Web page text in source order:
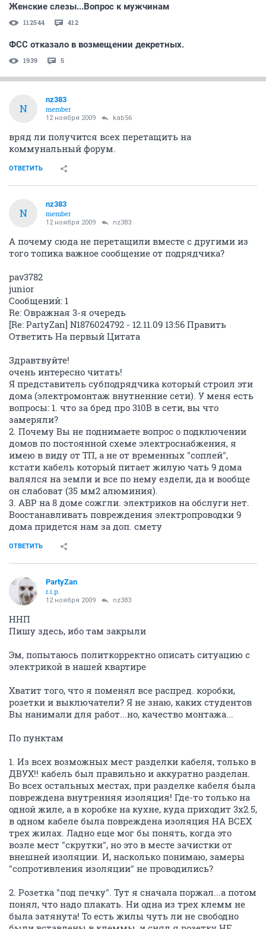
Женские слезы...Вопрос к мужчинам
112544 412
ФСС отказало в возмещении декретных.
1939 5
N
nz383
member
12 ноября 2009 kab56
вряд ли получится всех перетащить на
коммунальный форум.
ОТВЕТИТЬ
N
nz383
member
12 ноября 2009 nz383
А почему сюда не перетащили вместе с другими из
того топика важное сообщение от подрядчика?
pav3782
junior
Сообщений: 1
Re: Овражная 3-я очередь
[Re: PartyZan] N1876024792 - 12.11.09 13:56 Править
Ответить На первый Цитата
Здравтвуйте!
очень интересно читать!
Я представитель субподрядчика который строил эти
дома (электромонтаж внутненние сети). У меня есть
вопросы: 1. что за бред про 310В в сети, вы что
замеряли?
2. Почему Вы не поднимаете вопрос о подключении
домов по постоянной схеме электроснабжения, я
имею в виду от ТП, а не от временных "соплей",
кстати кабель который питает жилую чать 9 дома
валялся на земли и все по нему ездели, да и вообще
он слабоват (35 мм2 алюминия).
3. АВР на 8 доме сожгли. электриков на обслуги нет.
Воостанавливать повреждения электропроводки 9
дома придется нам за доп. смету
ОТВЕТИТЬ
PartyZan
r.i.p.
12 ноября 2009 nz383
ННП
Пишу здесь, ибо там закрыли
Эм, попытаюсь политкорректно описать ситуацию с
электрикой в нашей квартире
Хватит того, что я поменял все распред. коробки,
розетки и выключатели? Я не знаю, каких студентов
Вы нанимали для работ...но, качество монтажа...
По пунктам
1. Из всех возможных мест разделки кабеля, только в
ДВУХ!! кабель был правильно и аккуратно разделан.
Во всех остальных местах, при разделке кабеля была
повреждена внутренняя изоляция! Где-то только на
одной жиле, а в коробке на кухне, куда приходит 3х2.5,
в одном кабеле была повреждена изоляция НА ВСЕХ
трех жилах. Ладно еще мог бы понять, когда это
возле мест "скрутки", но это в месте зачистки от
внешней изоляции. И, насколько понимаю, замеры
"сопротивления изоляции" не проводились?
2. Розетка "под печку". Тут я сначала поржал...а потом
понял, что надо плакать. Ни одна из трех клемм не
была затянута! То есть жилы чуть ли не свободно